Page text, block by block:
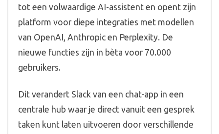
tot een volwaardige AI-assistent en opent zijn
platform voor diepe integraties met modellen
van OpenAI, Anthropic en Perplexity. De
nieuwe functies zijn in bèta voor 70.000
gebruikers.
Dit verandert Slack van een chat-app in een
centrale hub waar je direct vanuit een gesprek
taken kunt laten uitvoeren door verschillende